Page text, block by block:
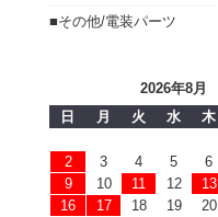
■その他/電装パーツ
2026年8月
日
月 火 水 木
2
3 4 5 6
9
10 11 12 13
16
17 18 19 20